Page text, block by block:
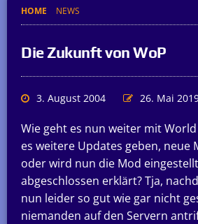
HOME NEWS
Die Zukunft von WoP
3. August 2004 26. Mai
Wie geht es nun weiter mit
es weitere Updates geben, neue
oder wird nun die Mod
abgeschlossen erklärt? Tja,
nun leider so gut wie gar nicht
niemanden auf den Servern